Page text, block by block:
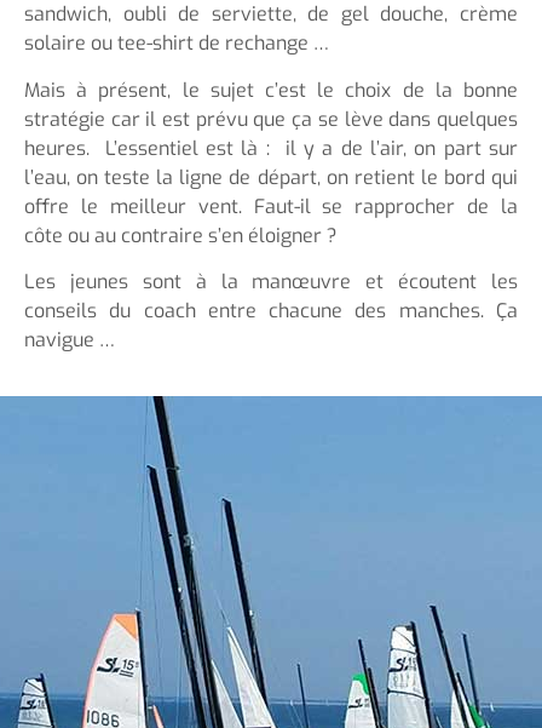
sandwich, oubli de serviette, de gel douche, crème
solaire ou tee-shirt de rechange …
Mais à présent, le sujet c’est le choix de la bonne
stratégie car il est prévu que ça se lève dans quelques
heures. L’essentiel est là : il y a de l’air, on part sur
l’eau, on teste la ligne de départ, on retient le bord qui
offre le meilleur vent. Faut-il se rapprocher de la
côte ou au contraire s’en éloigner ?
Les jeunes sont à la manœuvre et écoutent les
conseils du coach entre chacune des manches. Ça
navigue …